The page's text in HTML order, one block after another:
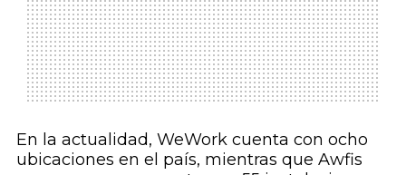
En la actualidad, WeWork cuenta con ocho
ubicaciones en el país, mientras que Awfis